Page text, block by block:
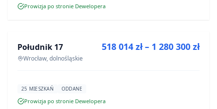
Prowizja po stronie Dewelopera
INWESTYCJA
Południk 17
Wrocław, dolnośląskie
518 014 zł – 1 280 300 zł
25 MIESZKAŃ ODDANE
Prowizja po stronie Dewelopera